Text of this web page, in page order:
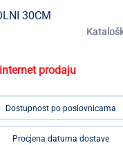
30CM
prodaju
Dostupnost po poslovnicama
Procjena datuma dostave